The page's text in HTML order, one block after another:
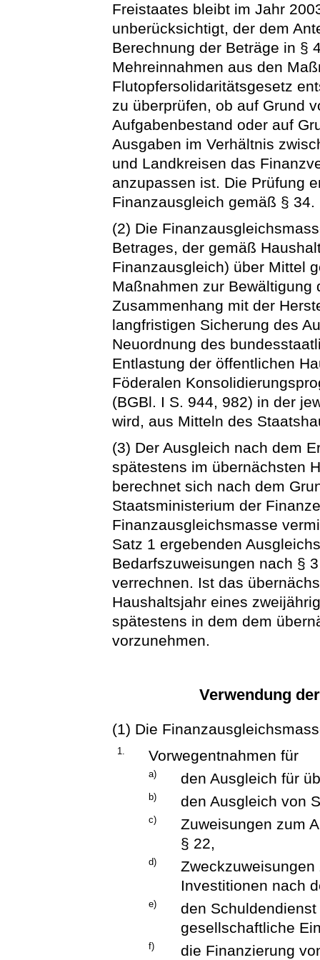
Freistaates bleibt im Jahr
unberücksichtigt, der dem
Berechnung der Beträge in §
Mehreinnahmen aus den
Flutopfersolidaritätsgesetz
zu überprüfen, ob auf Grund
Aufgabenbestand oder auf
Ausgaben im Verhältnis
und Landkreisen das
anzupassen ist. Die Prüfung
Finanzausgleich gemäß § 34.
(2) Die
Betrages, der gemäß
Finanzausgleich) über Mittel
Maßnahmen zur
Zusammenhang mit der
langfristigen Sicherung des
Neuordnung des
Entlastung der öffentlichen
Föderalen
(BGBl. I S. 944, 982) in der
wird, aus Mitteln des
(3) Der Ausgleich nach dem
spätestens im übernächsten
berechnet sich nach dem
Staatsministerium der
Finanzausgleichsmasse
Satz 1 ergebenden
Bedarfszuweisungen nach §
verrechnen. Ist das
Haushaltsjahr eines
spätestens in dem dem
vorzunehmen.
Verwendung
(1) Die
1. Vorwegentnahmen für
a) den Ausgleich für
b) den Ausgleich von
c)
Zuweisungen zum
§ 22,
d)
Investitionen nach
e)
den
gesellschaftliche
f)
die Finanzierung